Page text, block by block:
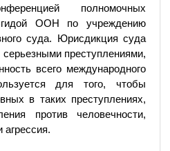
полномочных
ООН по учреждению
суда. Юрисдикция суда
преступлениями,
всего международного
для того, чтобы
в таких преступлениях,
против человечности,
агрессия.